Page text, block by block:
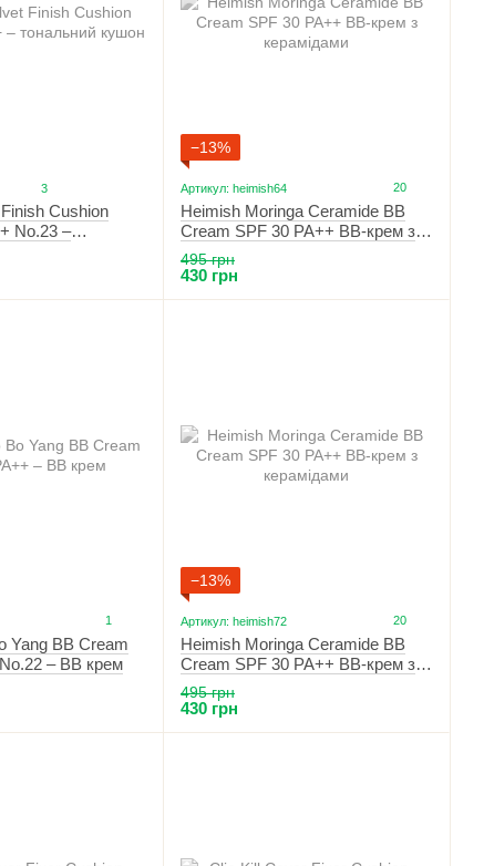
3
Cushion
No.23 –
−13%
Артикул: heimish64 20
Heimish Moringa Ceramide BB
Cream SPF 30 PA++ BB-крем з
керамідами 23N Light Medium
495 грн
430 грн
1
Yang BB Cream
– BB крем
−13%
Артикул: heimish72 20
Heimish Moringa Ceramide BB
Cream SPF 30 PA++ BB-крем з
керамідами 19 Fair Beige
495 грн
430 грн